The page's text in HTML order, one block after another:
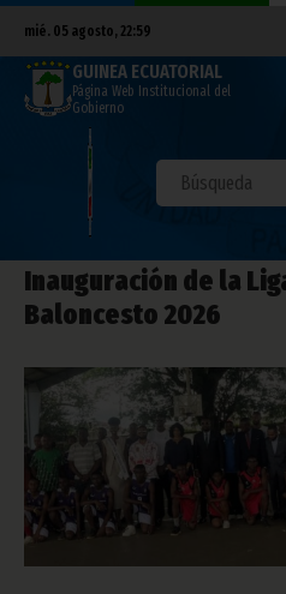
mié. 05 agosto, 22:59
GUINEA ECUATORIAL
Página Web Institucional del
Gobierno
Inauguración de la
Baloncesto 2026